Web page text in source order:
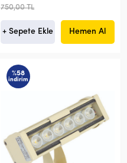
750,00 TL
+ Sepete Ekle Hemen Al
%58
indirim